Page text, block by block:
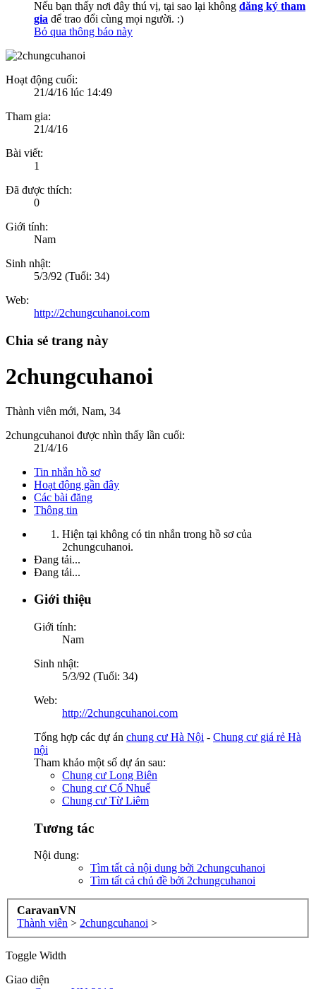
Nếu bạn thấy nơi đây thú vị, tại sao lại không đăng ký tham
gia để trao đổi cùng mọi người. :)
Bỏ qua thông báo này
Hoạt động cuối:
21/4/16 lúc 14:49
Tham gia:
21/4/16
Bài viết:
1
Đã được thích:
0
Giới tính:
Nam
Sinh nhật:
5/3/92 (Tuổi: 34)
Web:
http://2chungcuhanoi.com
Chia sẻ trang này
2chungcuhanoi
Thành viên mới, Nam, 34
2chungcuhanoi được nhìn thấy lần cuối:
21/4/16
Tin nhắn hồ sơ
Hoạt động gần đây
Các bài đăng
Thông tin
Hiện tại không có tin nhắn trong hồ sơ của
2chungcuhanoi.
Đang tải...
Đang tải...
Giới thiệu
Giới tính:
Nam
Sinh nhật:
5/3/92 (Tuổi: 34)
Web:
http://2chungcuhanoi.com
Tổng hợp các dự án chung cư Hà Nội - Chung cư giá rẻ Hà
nội
Tham khảo một số dự án sau:
Chung cư Long Biên
Chung cư Cổ Nhuế
Chung cư Từ Liêm
Tương tác
Nội dung:
Tìm tất cả nội dung bởi 2chungcuhanoi
Tìm tất cả chủ đề bởi 2chungcuhanoi
CaravanVN
Thành viên > 2chungcuhanoi >
Toggle Width
Giao diện